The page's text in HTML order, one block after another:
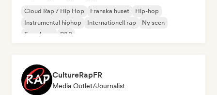
Cloud Rap / Hip Hop Franska huset
Hip-hop
Instrumental hiphop
Internationell rap
Ny scen
Fransk rap
R&B
CultureRapFR
Media Outlet/Journalist